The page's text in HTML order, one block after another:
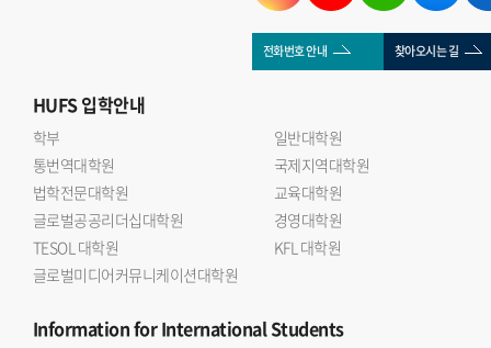
전화번호 안내 찾아오시는 길
HUFS입학안내
학부
일반대학원
통번역대학원
국제지역대학원
법학전문대학원
교육대학원
글로벌공공리더십대학원
경영대학원
TESOL 대학원
KFL 대학원
글로벌미디어커뮤니케이션대학원
Informationfor International Students